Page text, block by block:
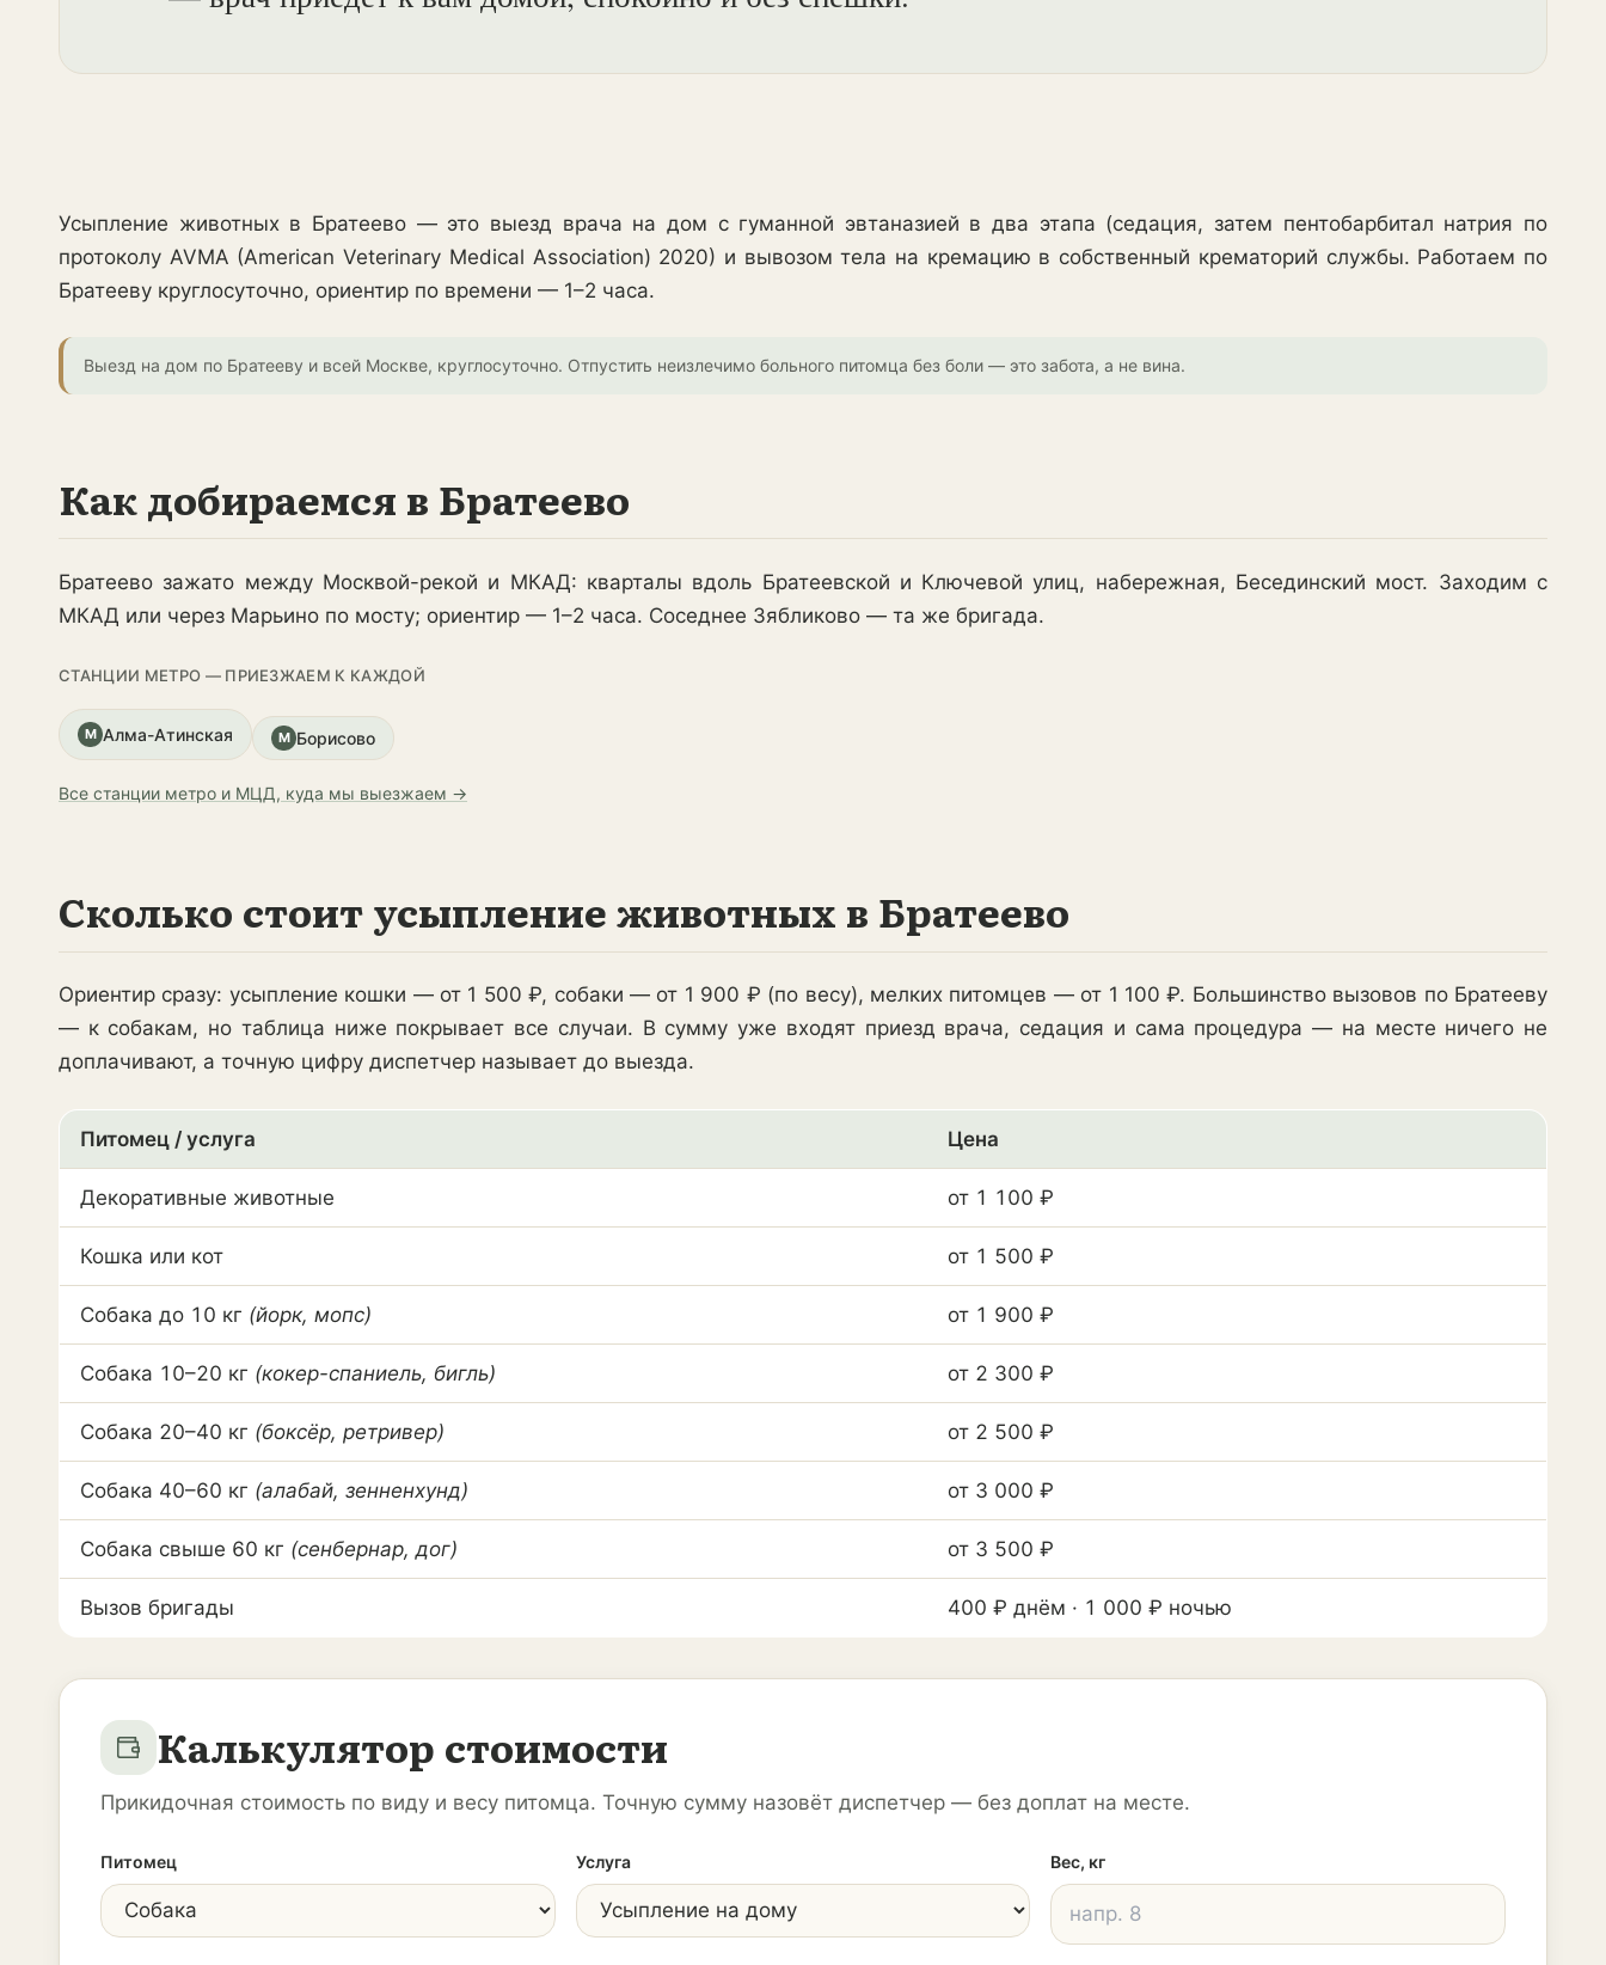
Усыпление животных в Братеево — это выезд врача на дом с гуманной эвтаназией в два этапа (седация, затем пентобарбитал натрия по
протоколу AVMA (American Veterinary Medical Association) 2020) и вывозом тела на кремацию в собственный крематорий службы. Работаем по
Братееву круглосуточно, ориентир по времени — 1–2 часа.
Выезд на дом по Братееву и всей Москве, круглосуточно. Отпустить неизлечимо больного питомца без боли — это забота, а не вина.
Как добираемся в Братеево
Братеево зажато между Москвой-рекой и МКАД: кварталы вдоль Братеевской и Ключевой улиц, набережная, Бесединский мост. Заходим с
МКАД или через Марьино по мосту; ориентир — 1–2 часа. Соседнее Зябликово — та же бригада.
СТАНЦИИ МЕТРО — ПРИЕЗЖАЕМ К КАЖДОЙ
М Алма-Атинская М Борисово
Все станции метро и МЦД, куда мы выезжаем →
Сколько стоит усыпление животных в Братеево
Ориентир сразу: усыпление кошки — от 1 500 ₽, собаки — от 1 900 ₽ (по весу), мелких питомцев — от 1 100 ₽. Большинство вызовов по Братееву
— к собакам, но таблица ниже покрывает все случаи. В сумму уже входят приезд врача, седация и сама процедура — на месте ничего не
доплачивают, а точную цифру диспетчер называет до выезда.
Питомец / услуга Цена
Декоративные животные от 1 100 ₽
Кошка или кот от 1 500 ₽
Собака до 10 кг (йорк, мопс) от 1 900 ₽
Собака 10–20 кг (кокер-спаниель, бигль) от 2 300 ₽
Собака 20–40 кг (боксёр, ретривер) от 2 500 ₽
Собака 40–60 кг (алабай, зенненхунд) от 3 000 ₽
Собака свыше 60 кг (сенбернар, дог) от 3 500 ₽
Вызов бригады 400 ₽ днём · 1 000 ₽ ночью
Калькулятор стоимости
Прикидочная стоимость по виду и весу питомца. Точную сумму назовёт диспетчер — без доплат на месте.
Питомец Услуга Вес, кг